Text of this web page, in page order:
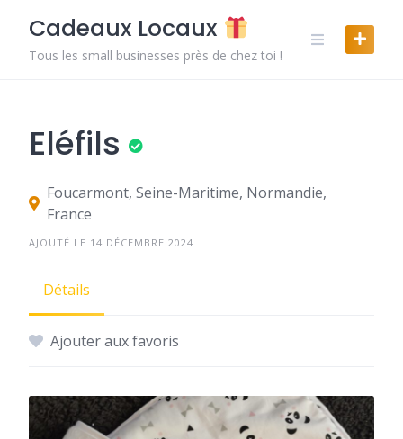
content
Cadeaux Locaux
Tous les small businesses près de chez toi !
Eléfils
Foucarmont, Seine-Maritime, Normandie,
France
AJOUTÉ LE 14 DÉCEMBRE 2024
Détails
Ajouter aux favoris